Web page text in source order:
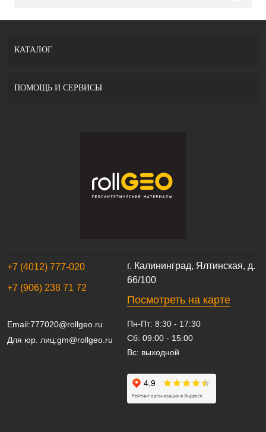
г. Калининград, Ялтинская, д.
66/100
Посмотреть на карте
+7 (4012) 777-020
+7 (906) 238 71 72
Email:777020@rollgeo.ru
Для юр. лиц:gm@rollgeo.ru
Пн-Пт: 8:30 - 17:30
Сб: 09:00 - 15:00
Вс: выходной
КАТАЛОГ
ПОМОЩЬ И СЕРВИСЫ